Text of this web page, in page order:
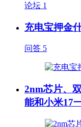
论坛 1
充电宝押金
问答 5
2nm芯片、
能和小米17